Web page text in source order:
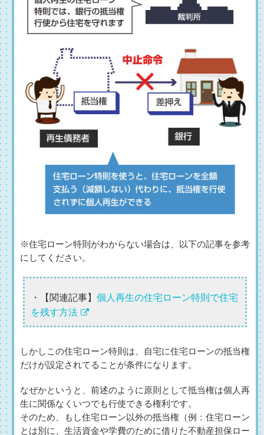
※住宅ローン特則がわからない場合は、以下の記事を参考
にしてください。
・【関連記事】 個人再生の住宅ローン特則で住宅
を残す方法
しかしこの住宅ローン特則は、自宅に住宅ローンの抵当権
だけが設定されてることが条件になります。
なぜかというと、前述のように原則として抵当権は個人再
生に関係なくいつでも行使できる権利です。
そのため、もし住宅ローン以外の抵当権（例：住宅ローン
とは別に、生活資金や学費のために借りた不動産担保ロー